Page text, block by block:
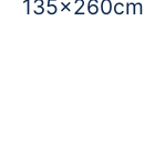
135x260cm